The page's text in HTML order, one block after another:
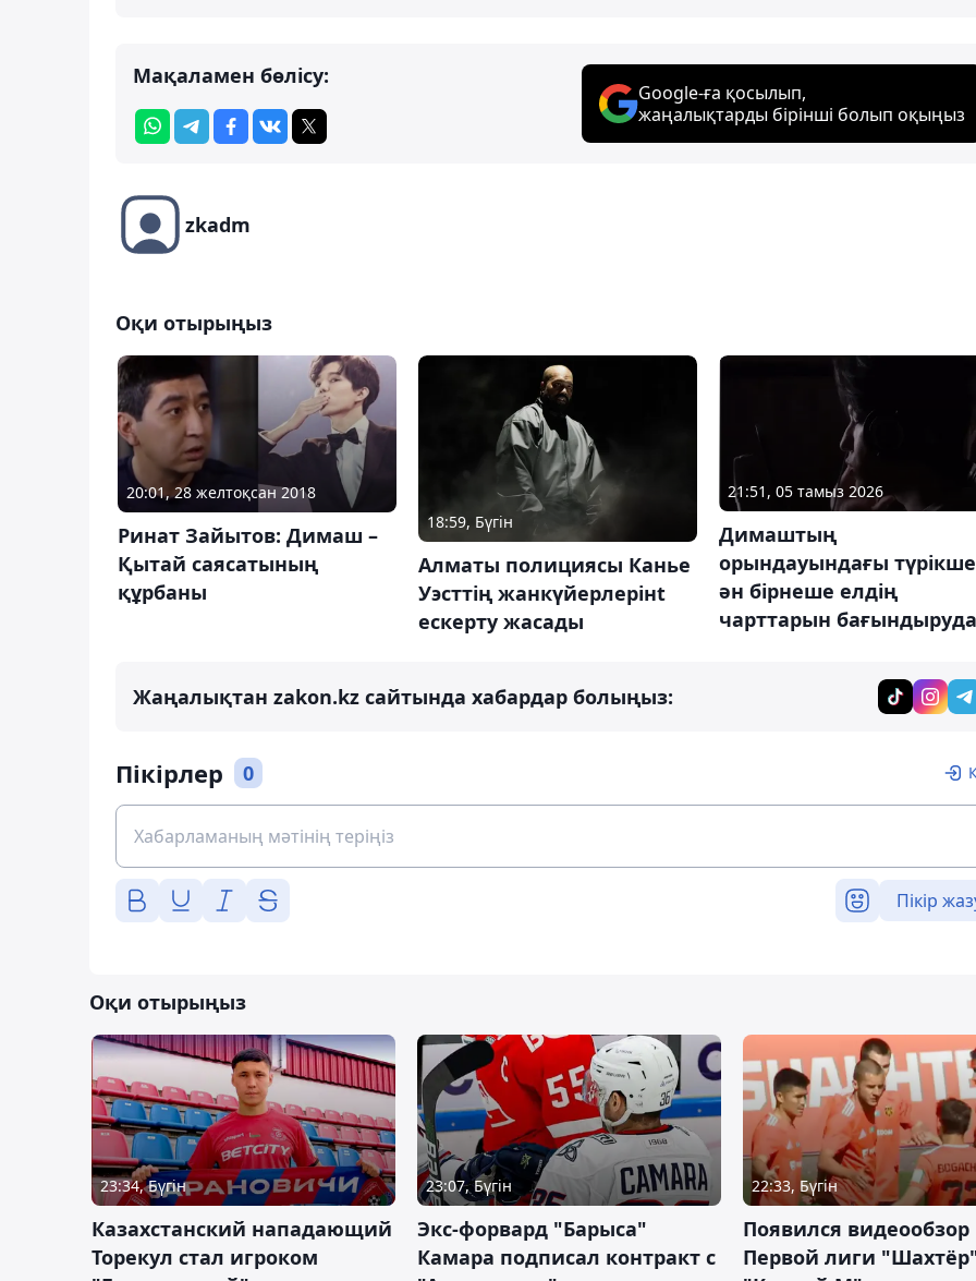
Мақаламен бөлісу:
Google-ға қосылып,
жаңалықтарды бірінші болып оқыңыз
zkadm
Оқи отырыңыз
20:01, 28 желтоқсан 2018
Ринат Зайытов: Димаш –
Қытай саясатының
құрбаны
18:59, Бүгін
Алматы полициясы Канье
Уэсттің жанкүйерлерінt
ескерту жасады
21:51, 05 тамыз 2026
Димаштың
орындауындағы түрікше
ән бірнеше елдің
чарттарын бағындыруда
Жаңалықтан zakon.kz сайтында хабардар болыңыз:
Пікірлер 0
Пікір
Оқи отырыңыз
23:34, Бүгін
Казахстанский нападающий
Торекул стал игроком
23:07, Бүгін
Экс-форвард "Барыса"
Камара подписал контракт с
22:33, Бүгін
Появился
Первой лиги